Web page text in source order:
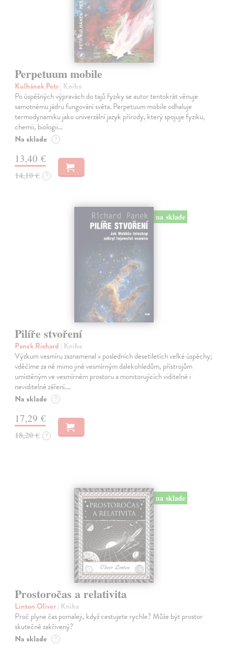
Perpetuum mobile
Kulhánek Petr| Kniha
Po úspěšných výpravách do tajů fyziky se autor tentokrát věnuje
samotnému jádru fungování světa. Perpetuum mobile odhaluje
termodynamiku jako univerzální jazyk přírody, který spojuje fyziku,
chemii, biologii…
Na sklade ?
13,40 €
14,10 € ?
na sklade
Pilíře stvoření
Panek Richard | Kniha
Výzkum vesmíru zaznamenal v posledních desetiletích velké úspěchy;
vděčíme za ně mimo jiné vesmírným dalekohledům, přístrojům
umístěným ve vesmírném prostoru a monitorujících viditelné i
neviditelné záření.…
Na sklade ?
17,29 €
18,20 € ?
na sklade
Prostoročas a relativita
Linton Oliver| Kniha
Proč plyne čas pomaleji, když cestujete rychle? Může být prostor
skutečně zakřivený?
Na sklade ?